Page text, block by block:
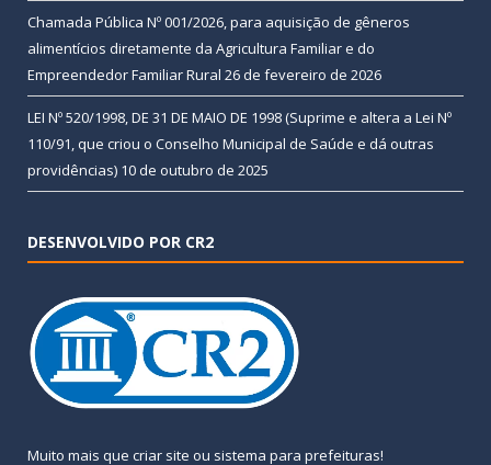
Chamada Pública Nº 001/2026, para aquisição de gêneros
alimentícios diretamente da Agricultura Familiar e do
Empreendedor Familiar Rural 26 de fevereiro de 2026
LEI Nº 520/1998, DE 31 DE MAIO DE 1998 (Suprime e altera a Lei Nº
110/91, que criou o Conselho Municipal de Saúde e dá outras
providências) 10 de outubro de 2025
DESENVOLVIDO POR CR2
Muito mais que criar site ou sistema para prefeituras!